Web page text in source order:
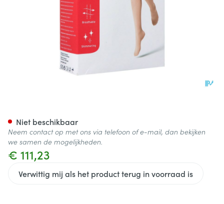
€ 111,23
Verwittig mij als het product terug in voorraad is
Niet beschikbaar
Neem contact op met ons via telefoon of e-mail, dan bekijken
we samen de mogelijkheden.